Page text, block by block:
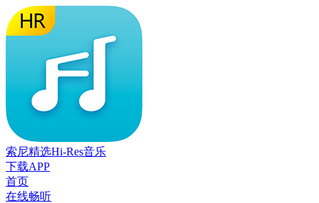
索尼精选Hi-Res音乐
下载APP
首页
在线畅听